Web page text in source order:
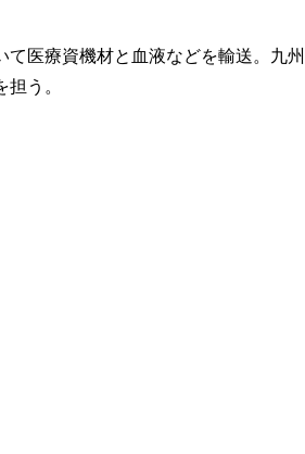
医療資機材と血液などを輸送。九州
う。